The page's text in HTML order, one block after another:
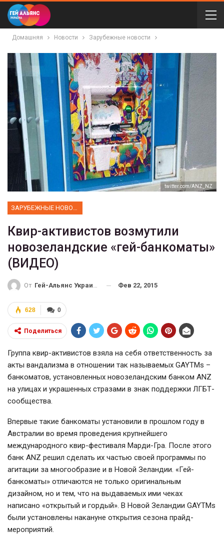
Домашняя Новости Зарубежные новости
twitter.com/ANZ_NZ
Квир-активистов возмутили
новозеландские «гей-банкоматы»
(ВИДЕО)
От Гей-Альянс Украина Фев 22, 2015
0
628
Поделиться
Группа квир-активистов взяла на себя ответственность за
акты вандализма в отношении так называемых GAYTMs –
банкоматов, установленных новозеландским банком ANZ
на улицах и украшенных стразами в знак поддержки ЛГБТ-
сообщества.
Впервые такие банкоматы установили в прошлом году в
Австралии во время проведения крупнейшего
международного квир-фестиваля Марди-Гра. После этого
банк ANZ решил сделать их частью своей программы по
агитации за многообразие и в Новой Зеландии. «Гей-
банкоматы» отличаются не только оригинальным
дизайном, но и тем, что на выдаваемых ими чеках
написано «открытый и гордый». В Новой Зеландии GAYTMs
были установлены накануне открытия сезона прайд-
мероприятий.